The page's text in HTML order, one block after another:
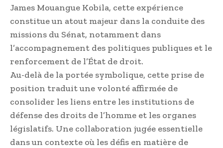
James Mouangue Kobila, cette expérience
constitue un atout majeur dans la conduite des
missions du Sénat, notamment dans
l’accompagnement des politiques publiques et le
renforcement de l’État de droit.
Au-delà de la portée symbolique, cette prise de
position traduit une volonté affirmée de
consolider les liens entre les institutions de
défense des droits de l’homme et les organes
législatifs. Une collaboration jugée essentielle
dans un contexte où les défis en matière de